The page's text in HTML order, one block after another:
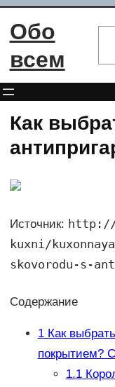
Перейти
Обо
всем
Как
Источник: http://
kuxni/
skovorodu-s-
Содержание
1Как
покрытием?
1.1